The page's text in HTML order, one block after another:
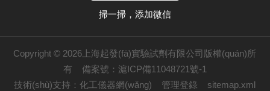
掃一掃，添加微信
Copyright © 2026上海起發(fā)實驗試劑有限公司版權(quán)所
有 備案號：滬ICP備11048721號-1
技術(shù)支持：化工儀器網(wǎng) 管理登錄 sitemap.xml